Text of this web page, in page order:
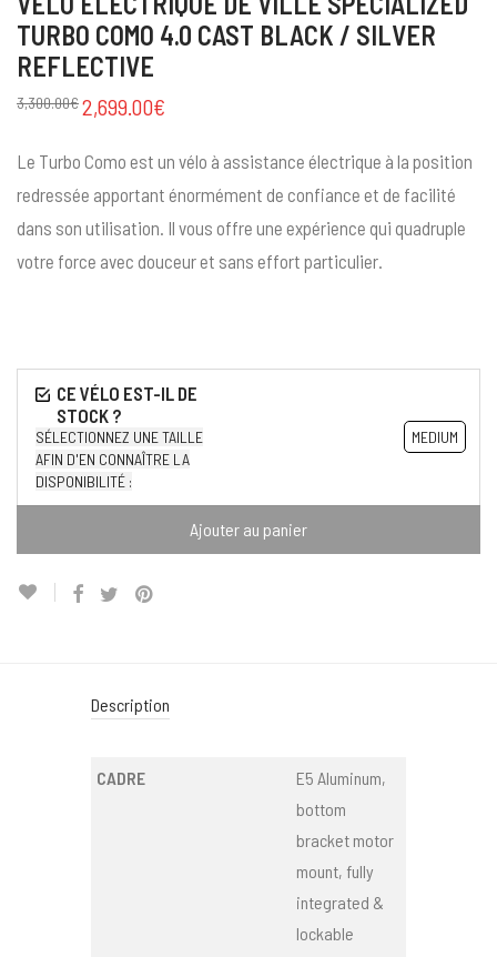
TURBO COMO 4.0 CAST BLACK / SILVER
REFLECTIVE
3,300.00€2,699.00€
Le Turbo Como est un vélo à assistance électrique à la position
redressée apportant énormément de confiance et de facilité
dans son utilisation. Il vous offre une expérience qui quadruple
votre force avec douceur et sans effort particulier.
SÉLECTIONNEZ UNE TAILLE
AFIN D'EN CONNAÎTRE LA
DISPONIBILITÉ :
MEDIUM
Ajouter au panier
Description
CADRE
E5 Aluminum,
bottom
bracket motor
mount, fully
integrated &
lockable